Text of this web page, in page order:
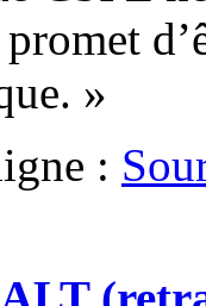
»
: